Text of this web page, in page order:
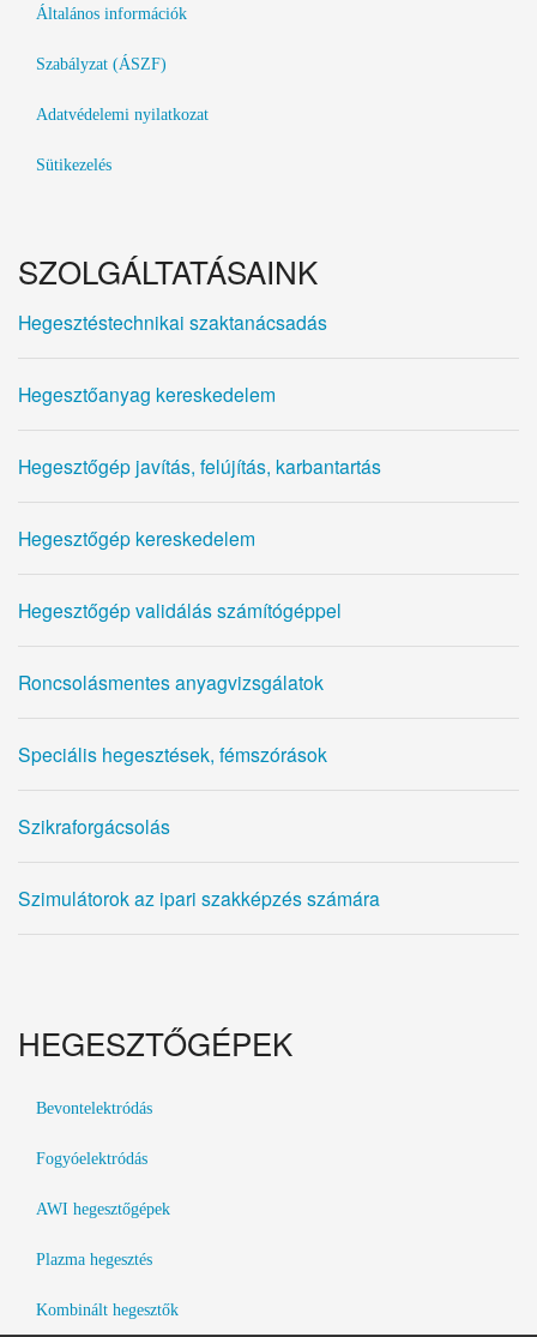
Általános információk
Szabályzat (ÁSZF)
Adatvédelemi nyilatkozat
Sütikezelés
SZOLGÁLTATÁSAINK
Hegesztéstechnikai szaktanácsadás
Hegesztőanyag kereskedelem
Hegesztőgép javítás, felújítás, karbantartás
Hegesztőgép kereskedelem
Hegesztőgép validálás számítógéppel
Roncsolásmentes anyagvizsgálatok
Speciális hegesztések, fémszórások
Szikraforgácsolás
Szimulátorok az ipari szakképzés számára
HEGESZTŐGÉPEK
Bevontelektródás
Fogyóelektródás
AWI hegesztőgépek
Plazma hegesztés
Kombinált hegesztők